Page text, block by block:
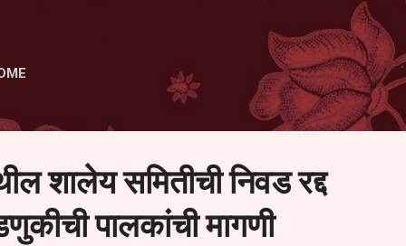
शालेय समितीची निवड रद्द
पालकांची मागणी